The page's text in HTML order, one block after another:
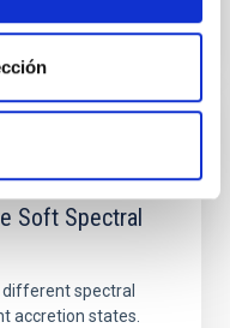
Polarization of
Soft Spectral
different spectral
accretion states.